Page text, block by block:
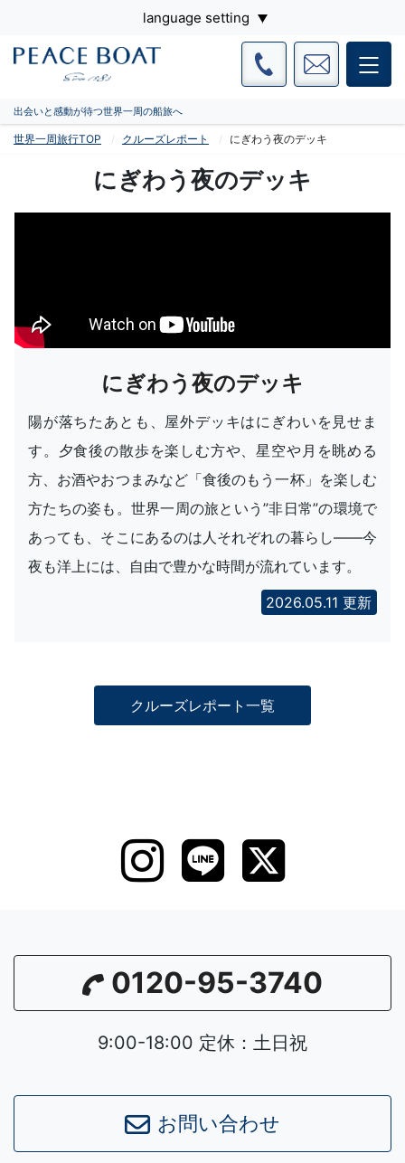
language setting
出会いと感動が待つ世界一周の船旅へ
世界一周旅行TOP クルーズレポート にぎわう夜のデッキ
にぎわう夜のデッキ
にぎわう夜のデッキ
陽が落ちたあとも、屋外デッキはにぎわいを見せま
す。夕食後の散歩を楽しむ方や、星空や月を眺める
方、お酒やおつまみなど「食後のもう一杯」を楽しむ
方たちの姿も。世界一周の旅という”非日常”の環境で
あっても、そこにあるのは人それぞれの暮らし――今
夜も洋上には、自由で豊かな時間が流れています。
2026.05.11 更新
クルーズレポート一覧
0120-95-3740
9:00-18:00 定休：土日祝
お問い合わせ